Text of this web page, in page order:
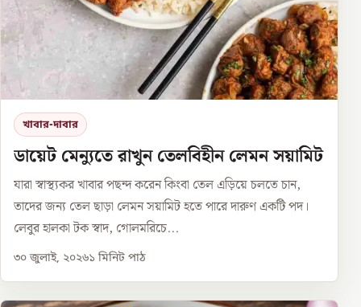
খাবার-দাবার
ডায়েট মেন্যুতে রাখুন তেলবিহীন লেমন সয়ামিট
যারা স্বাস্থ্যকর খাবার পছন্দ করেন কিংবা তেল এড়িয়ে চলতে চান,
তাদের জন্য তেল ছাড়া লেমন সয়ামিট হতে পারে দারুণ একটি পদ।
লেবুর হালকা টক স্বাদ, গোলমরিচে...
৩০ জুলাই, ২০২৬১ মিনিট পাঠ